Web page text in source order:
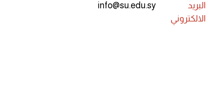
البريد
الالكتروني
info@su.edu.sy